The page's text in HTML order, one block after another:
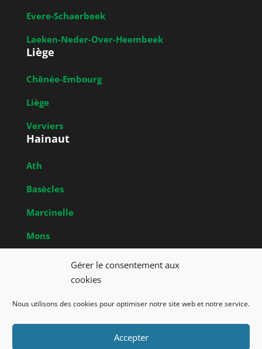
Gérer le consentement aux
cookies
Nous utilisons des cookies pour optimiser notre site web et notre service.
Accepter
Evere-Schaerbeek
Laeken-Neder-Over-Heembeek
Liège
Chênée-Embourg
Liège
Verviers
Hainaut
Ath
Basècles
Marcinelle
Mons
Obrecheuil
Brabant Wallon
Nivelles